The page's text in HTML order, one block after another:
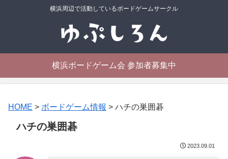
横浜周辺で活動しているボードゲームサークル
横浜ボードゲーム会 参加者募集中
HOME > ボードゲーム情報 > ハチの巣囲碁
ハチの巣囲碁
2023.09.01